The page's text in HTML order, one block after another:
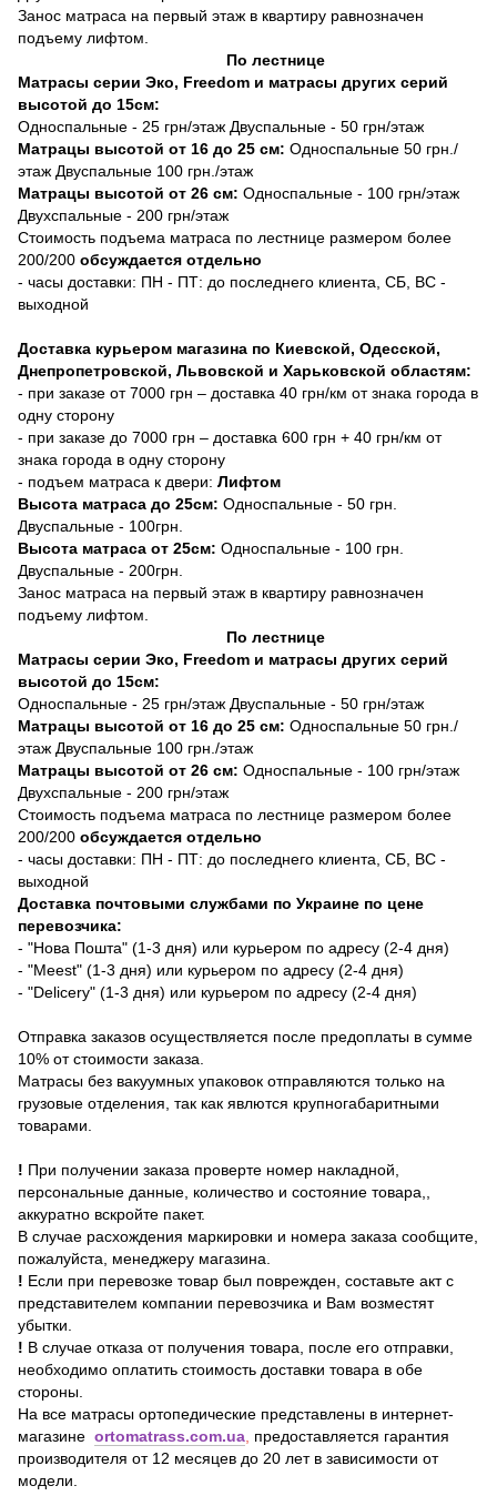
Занос матраса на первый этаж в квартиру равнозначен
подъему лифтом.
По лестнице
Матрасы серии Эко, Freedom и матрасы других серий
высотой до 15см:
Односпальные - 25 грн/этаж Двуспальные - 50 грн/этаж
Матрацы высотой от 16 до 25 см: Односпальные 50 грн./
этаж Двуспальные 100 грн./этаж
Матрацы высотой от 26 см: Односпальные - 100 грн/этаж
Двухспальные - 200 грн/этаж
Стоимость подъема матраса по лестнице размером более
200/200 обсуждается отдельно
- часы доставки: ПН - ПТ: до последнего клиента, СБ, ВС -
выходной
Доставка курьером магазина по Киевской, Одесской,
Днепропетровской, Львовской и Харьковской областям:
- при заказе от 7000 грн – доставка 40 грн/км от знака города в
одну сторону
- при заказе до 7000 грн – доставка 600 грн + 40 грн/км от
знака города в одну сторону
- подъем матраса к двери: Лифтом
Высота матраса до 25см: Односпальные - 50 грн.
Двуспальные - 100грн.
Высота матраса от 25см: Односпальные - 100 грн.
Двуспальные - 200грн.
Занос матраса на первый этаж в квартиру равнозначен
подъему лифтом.
По лестнице
Матрасы серии Эко, Freedom и матрасы других серий
высотой до 15см:
Односпальные - 25 грн/этаж Двуспальные - 50 грн/этаж
Матрацы высотой от 16 до 25 см: Односпальные 50 грн./
этаж Двуспальные 100 грн./этаж
Матрацы высотой от 26 см: Односпальные - 100 грн/этаж
Двухспальные - 200 грн/этаж
Стоимость подъема матраса по лестнице размером более
200/200 обсуждается отдельно
- часы доставки: ПН - ПТ: до последнего клиента, СБ, ВС -
выходной
Доставка почтовыми службами по Украине по цене
перевозчика:
- "Нова Пошта" (1-3 дня) или курьером по адресу (2-4 дня)
- "Meest" (1-3 дня) или курьером по адресу (2-4 дня)
- "Delicery" (1-3 дня) или курьером по адресу (2-4 дня)
Отправка заказов осуществляется после предоплаты в сумме
10% от стоимости заказа.
Матрасы без вакуумных упаковок отправляются только на
грузовые отделения, так как явлются крупногабаритными
товарами.
! При получении заказа проверте номер накладной,
персональные данные, количество и состояние товара,,
аккуратно вскройте пакет.
В случае расхождения маркировки и номера заказа сообщите,
пожалуйста, менеджеру магазина.
! Если при перевозке товар был поврежден, составьте акт с
представителем компании перевозчика и Вам возместят
убытки.
! В случае отказа от получения товара, после его отправки,
необходимо оплатить стоимость доставки товара в обе
стороны.
На все матрасы ортопедические представлены в интернет-
магазине ortomatrass.com.ua, предоставляется гарантия
производителя от 12 месяцев до 20 лет в зависимости от
модели.